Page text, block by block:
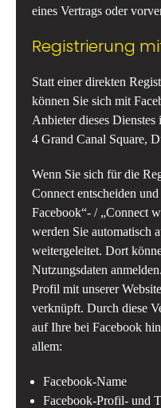
eines Vertrags oder
Registrierung
Statt einer direkten
können Sie sich mit
Anbieter dieses
4 Grand Canal Square,
Wenn Sie sich für die
Connect entscheiden
Facebook“- / „Connect
werden Sie automatisch
weitergeleitet. Dort
Nutzungsdaten
Profil mit unserer
verknüpft. Durch diese
auf Ihre bei Facebook
allem:
Facebook-Name
Facebook-Profil- und